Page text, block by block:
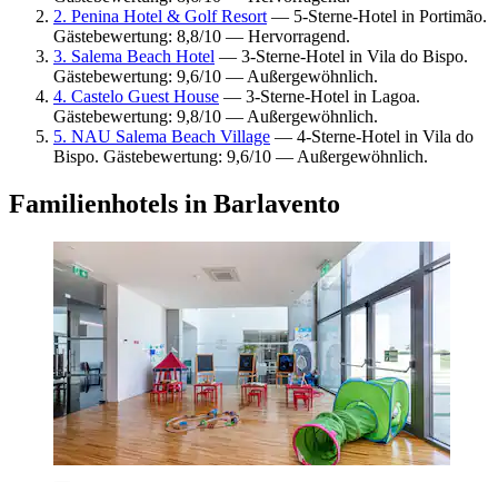
2. Penina Hotel & Golf Resort — 5-Sterne-Hotel in Portimão.
Gästebewertung: 8,8/10 — Hervorragend.
3. Salema Beach Hotel — 3-Sterne-Hotel in Vila do Bispo.
Gästebewertung: 9,6/10 — Außergewöhnlich.
4. Castelo Guest House — 3-Sterne-Hotel in Lagoa.
Gästebewertung: 9,8/10 — Außergewöhnlich.
5. NAU Salema Beach Village — 4-Sterne-Hotel in Vila do
Bispo. Gästebewertung: 9,6/10 — Außergewöhnlich.
Familienhotels in Barlavento